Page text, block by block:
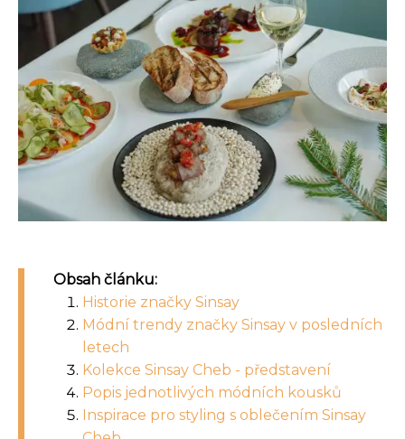
Obsah článku:
Historie značky Sinsay
Módní trendy značky Sinsay v posledních
letech
Kolekce Sinsay Cheb - představení
Popis jednotlivých módních kousků
Inspirace pro styling s oblečením Sinsay